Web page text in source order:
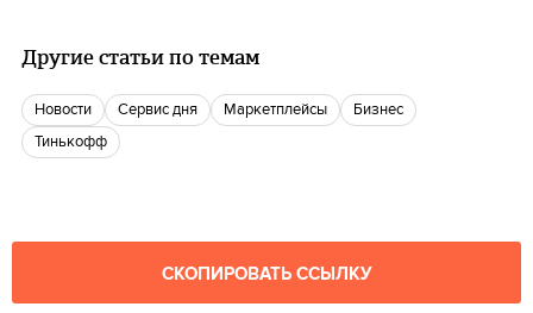
Другие статьи по темам
новости сервис дня маркетплейсы
бизнес
Тинькофф
СКОПИРОВАТЬ ССЫЛКУ